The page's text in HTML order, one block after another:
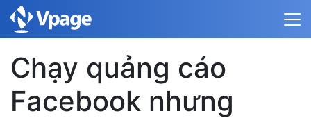
Chạy quảng cáo
Facebook nhưng